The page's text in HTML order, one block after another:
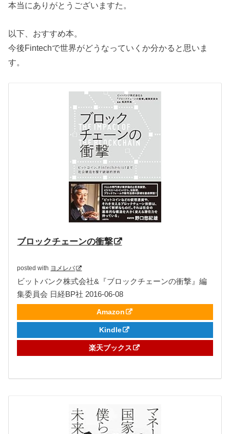
本当にありがとうございますた。
以下、おすすめ本。
今後Fintechで世界がどうなっていくか分かると思いま
す。
ブロックチェーンの衝撃
posted with ヨメレバ
ビットバンク株式会社&『ブロックチェーンの衝撃』編
集委員会 日経BP社 2016-06-08
Amazon
Kindle
楽天ブックス